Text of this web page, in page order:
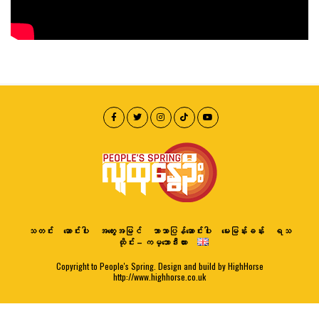
သတင်း ဆောင်းပါး အတွေးအမြင် ဘာသာပြန်ဆောင်းပါး မေးမြန်းခန်း
ရသ
ထိုင်း – ကမ္ဘောဒီးယား
Copyright to People's Spring. Design and build by HighHorse
http://www.highhorse.co.uk